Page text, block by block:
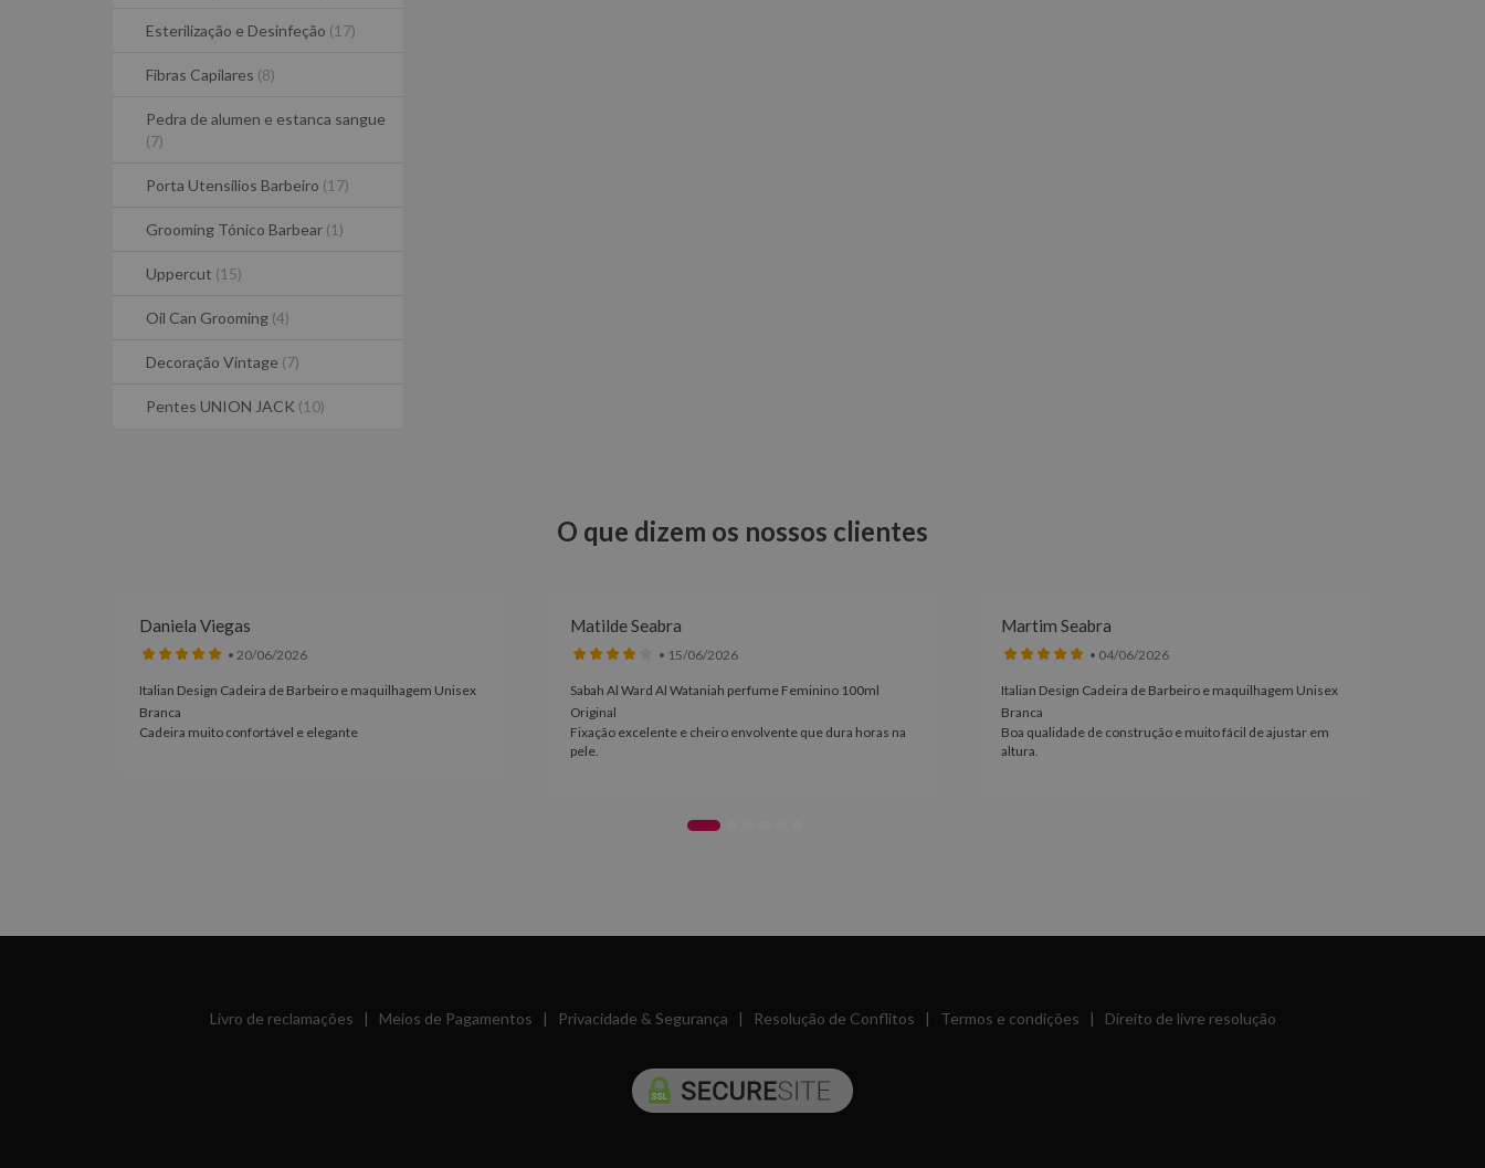
Esterilização e Desinfeção (17)
Fibras Capilares (8)
Pedra de alumen e estanca sangue
(7)
Porta Utensilios Barbeiro (17)
Grooming Tónico Barbear (1)
Uppercut (15)
Oil Can Grooming (4)
Decoração Vintage (7)
Pentes UNION JACK (10)
O que dizem os nossos clientes
Daniela Viegas
• 20/06/2026
Italian Design Cadeira de Barbeiro e maquilhagem Unisex
Branca
Cadeira muito confortável e elegante
Matilde Seabra
• 15/06/2026
Sabah Al Ward Al Wataniah perfume Feminino 100ml
Original
Fixação excelente e cheiro envolvente que dura horas na
pele.
Martim Seabra
• 04/06/2026
Italian Design Cadeira de Barbeiro e maquilhagem Unisex
Branca
Boa qualidade de construção e muito fácil de ajustar em
altura.
Livro de reclamações | Meios de Pagamentos | Privacidade & Segurança | Resolução de Conflitos | Termos e condições | Direito de livre resolução